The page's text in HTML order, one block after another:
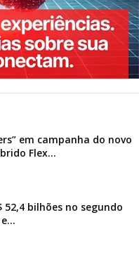
em campanha do novo
Flex...
52,4 bilhões no segundo